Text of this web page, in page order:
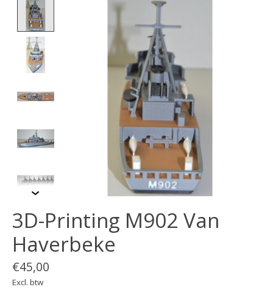
3D-Printing M902 Van
Haverbeke
€45,00
Excl. btw